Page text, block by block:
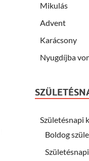
Mikulás
Advent
Karácsony
Nyugdíjba
Születésnapi
Boldog